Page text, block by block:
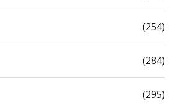
(254)
(284)
(295)